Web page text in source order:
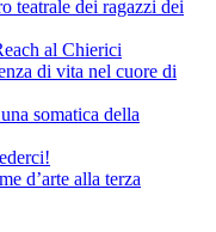
teatrale dei ragazzi dei
al Chierici
di vita nel cuore di
somatica della
d’arte alla terza